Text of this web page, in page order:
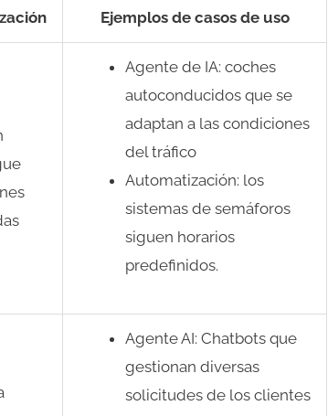
Ejemplos de casos de uso
Agente de IA: coches
autoconducidos que se
adaptan a las condiciones
del tráfico
Automatización: los
sistemas de semáforos
siguen horarios
predefinidos.
Agente AI: Chatbots que
gestionan diversas
solicitudes de los clientes